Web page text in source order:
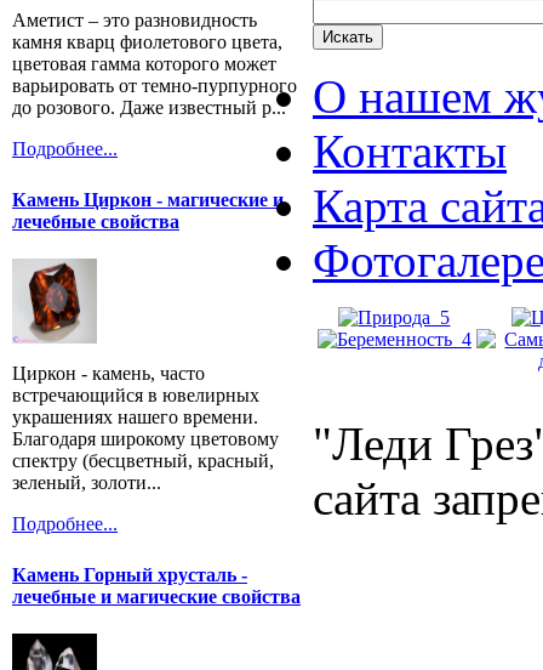
Аметист – это разновидность
камня кварц фиолетового цвета,
цветовая гамма которого может
варьировать от темно-пурпурного
до розового. Даже известный р...
Подробнее...
Камень Циркон - магические и
лечебные свойства
Циркон - камень, часто
встречающийся в ювелирных
украшениях нашего времени.
Благодаря широкому цветовому
спектру (бесцветный, красный,
зеленый, золоти...
Подробнее...
Камень Горный хрусталь -
лечебные и магические свойства
О нашем
Контакты
Карта
"Леди
сайта